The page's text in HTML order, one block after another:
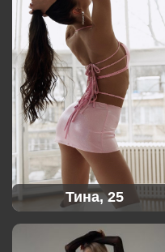
Тина, 25